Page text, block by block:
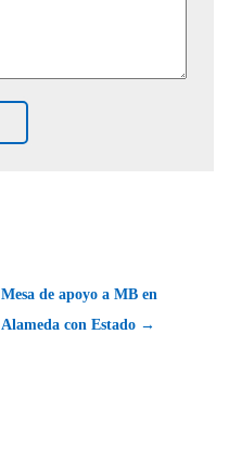
Mesa de apoyo a MB en
Alameda con Estado →